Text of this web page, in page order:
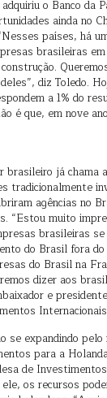
o Banco da
ainda no
países, há
brasileiras em
diz Toledo.
a 1% do
é que, em nove
já chama
tradicionalmente
agências no
“Estou muito
brasileiras
do Brasil fora
do Brasil na
dizer aos
e
se expandindo pelo
para a
de
os recursos